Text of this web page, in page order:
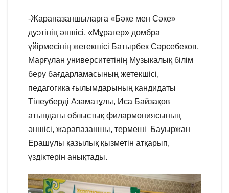
-Жарапазаншыларға «Бәке мен Сәке»
дуэтінің әншісі, «Мұрагер» домбра
үйірмесінің жетекшісі Батырбек Сәрсебеков,
Марғұлан университетінің Музыкалық білім
беру бағдарламасының жетекшісі,
педагогика ғылымдарының кандидаты
Тілеуберді Азаматұлы, Иса Байзақов
атындағы облыстық филармониясының
әншісі, жарапазаншы, термеші Бауыржан
Ерашұлы қазылық қызметін атқарып,
үздіктерін анықтады.